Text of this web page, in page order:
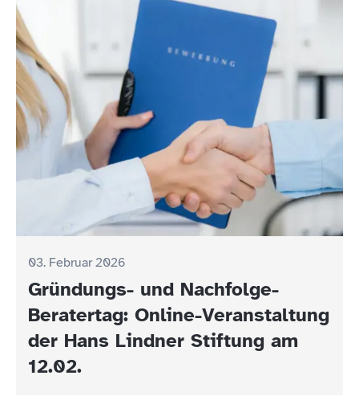
03. Februar 2026
Gründungs- und Nachfolge-
Beratertag: Online-Veranstaltung
der Hans Lindner Stiftung am
12.02.